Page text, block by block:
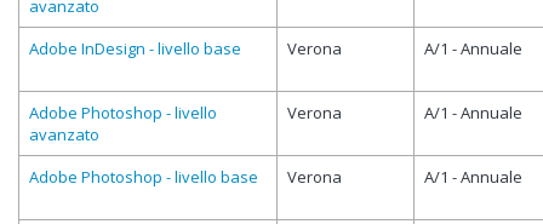
avanzato
Adobe InDesign - livello base Verona A/1 - Annuale
Adobe Photoshop - livello
avanzato
Verona A/1 - Annuale
Adobe Photoshop - livello base Verona A/1 - Annuale